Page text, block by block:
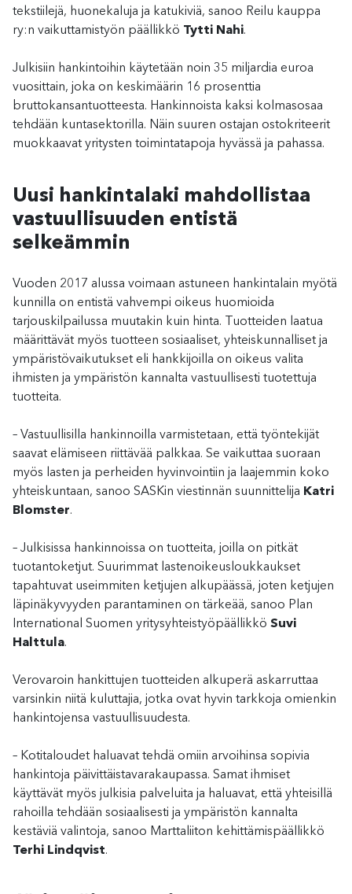
tekstiilejä, huonekaluja ja katukiviä, sanoo Reilu kauppa
ry:n vaikuttamistyön päällikkö Tytti Nahi.
Julkisiin hankintoihin käytetään noin 35 miljardia euroa
vuosittain, joka on keskimäärin 16 prosenttia
bruttokansantuotteesta. Hankinnoista kaksi kolmasosaa
tehdään kuntasektorilla. Näin suuren ostajan ostokriteerit
muokkaavat yritysten toimintatapoja hyvässä ja pahassa.
Uusi hankintalaki mahdollistaa
vastuullisuuden entistä
selkeämmin
Vuoden 2017 alussa voimaan astuneen hankintalain myötä
kunnilla on entistä vahvempi oikeus huomioida
tarjouskilpailussa muutakin kuin hinta. Tuotteiden laatua
määrittävät myös tuotteen sosiaaliset, yhteiskunnalliset ja
ympäristövaikutukset eli hankkijoilla on oikeus valita
ihmisten ja ympäristön kannalta vastuullisesti tuotettuja
tuotteita.
– Vastuullisilla hankinnoilla varmistetaan, että työntekijät
saavat elämiseen riittävää palkkaa. Se vaikuttaa suoraan
myös lasten ja perheiden hyvinvointiin ja laajemmin koko
yhteiskuntaan, sanoo SASKin viestinnän suunnittelija Katri
Blomster.
– Julkisissa hankinnoissa on tuotteita, joilla on pitkät
tuotantoketjut. Suurimmat lastenoikeusloukkaukset
tapahtuvat useimmiten ketjujen alkupäässä, joten ketjujen
läpinäkyvyyden parantaminen on tärkeää, sanoo Plan
International Suomen yritysyhteistyöpäällikkö Suvi
Halttula.
Verovaroin hankittujen tuotteiden alkuperä askarruttaa
varsinkin niitä kuluttajia, jotka ovat hyvin tarkkoja omienkin
hankintojensa vastuullisuudesta.
– Kotitaloudet haluavat tehdä omiin arvoihinsa sopivia
hankintoja päivittäistavarakaupassa. Samat ihmiset
käyttävät myös julkisia palveluita ja haluavat, että yhteisillä
rahoilla tehdään sosiaalisesti ja ympäristön kannalta
kestäviä valintoja, sanoo Marttaliiton kehittämispäällikkö
Terhi Lindqvist.